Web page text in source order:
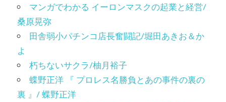
マンガでわかる イーロンマスクの起業と経営/
桑原晃弥
田舎弱小パチンコ店長奮闘記/堀田あきお＆か
よ
朽ちないサクラ/柚月裕子
蝶野正洋 『 プロレス名勝負とあの事件の裏の
裏 』/ 蝶野正洋